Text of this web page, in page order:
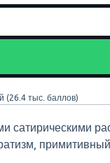
(26.4 тыс. баллов)
сатирическими